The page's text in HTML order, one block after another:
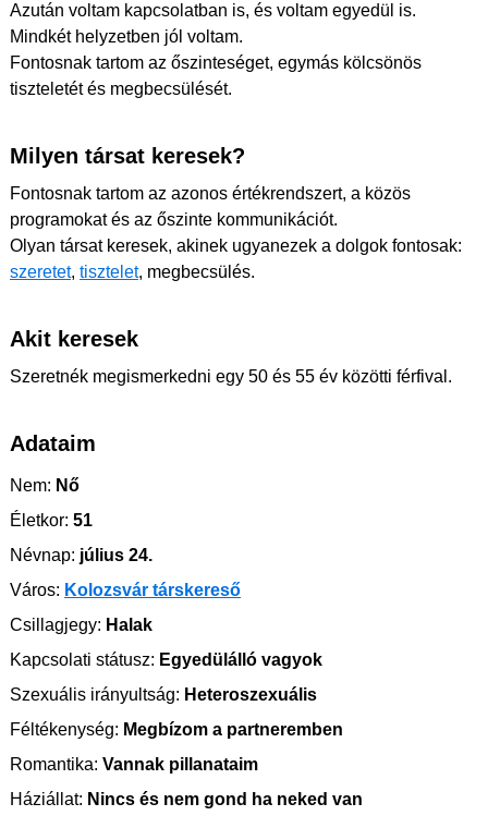
Azután voltam kapcsolatban is, és voltam egyedül is.
Mindkét helyzetben jól voltam.
Fontosnak tartom az őszinteséget, egymás kölcsönös
tiszteletét és megbecsülését.
Milyen társat keresek?
Fontosnak tartom az azonos értékrendszert, a közös
programokat és az őszinte kommunikációt.
Olyan társat keresek, akinek ugyanezek a dolgok fontosak:
szeretet, tisztelet, megbecsülés.
Akit keresek
Szeretnék megismerkedni egy 50 és 55 év közötti férfival.
Adataim
Nem: Nő
Életkor: 51
Névnap: július 24.
Város: Kolozsvár társkereső
Csillagjegy: Halak
Kapcsolati státusz: Egyedülálló vagyok
Szexuális irányultság: Heteroszexuális
Féltékenység: Megbízom a partneremben
Romantika: Vannak pillanataim
Háziállat: Nincs és nem gond ha neked van